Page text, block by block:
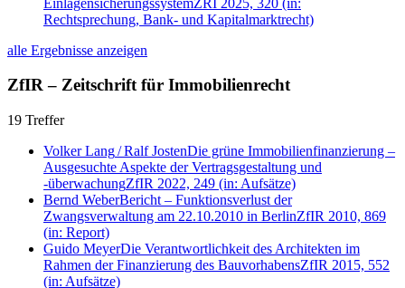
Rechtsprechung, Bank- und Kapitalmarktrecht)
alle Ergebnisse anzeigen
ZfIR – Zeitschrift für Immobilienrecht
19 Treffer
Volker Lang/Ralf JostenDie grüne Immobilienfinanzierung –
Ausgesuchte Aspekte der Vertragsgestaltung und
-überwachungZfIR 2022, 249 (in: Aufsätze)
Bernd WeberBericht – Funktionsverlust der
Zwangsverwaltung am 22.10.2010 in BerlinZfIR 2010, 869
(in: Report)
Guido MeyerDie Verantwortlichkeit des Architekten im
Rahmen der Finanzierung des BauvorhabensZfIR 2015, 552
(in: Aufsätze)